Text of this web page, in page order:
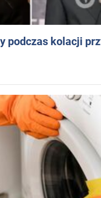
podczas kolacji